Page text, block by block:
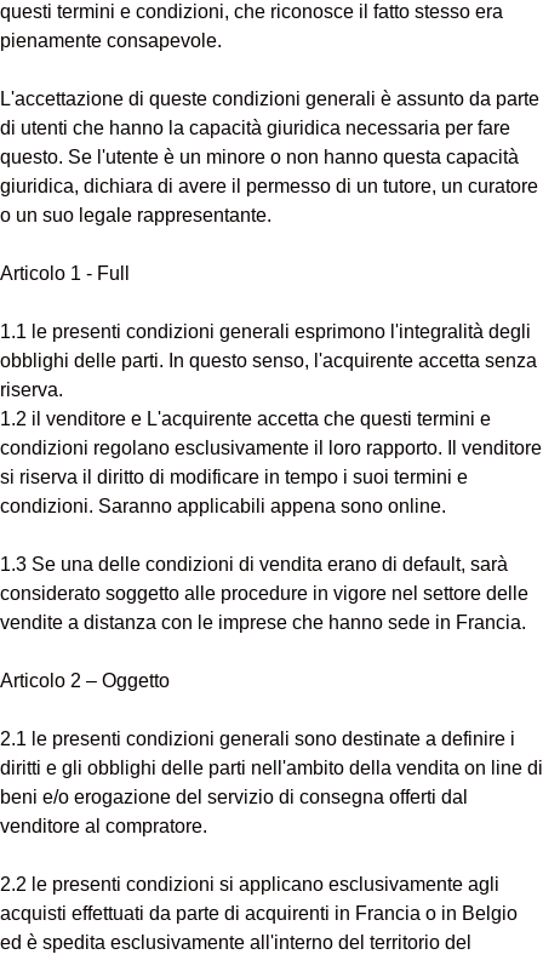
questi termini e condizioni, che riconosce il fatto stesso era
pienamente consapevole.
L'accettazione di queste condizioni generali è assunto da parte
di utenti che hanno la capacità giuridica necessaria per fare
questo. Se l'utente è un minore o non hanno questa capacità
giuridica, dichiara di avere il permesso di un tutore, un curatore
o un suo legale rappresentante.
Articolo 1 - Full
1.1 le presenti condizioni generali esprimono l'integralità degli
obblighi delle parti. In questo senso, l'acquirente accetta senza
riserva.
1.2 il venditore e L'acquirente accetta che questi termini e
condizioni regolano esclusivamente il loro rapporto. Il venditore
si riserva il diritto di modificare in tempo i suoi termini e
condizioni. Saranno applicabili appena sono online.
1.3 Se una delle condizioni di vendita erano di default, sarà
considerato soggetto alle procedure in vigore nel settore delle
vendite a distanza con le imprese che hanno sede in Francia.
Articolo 2 – Oggetto
2.1 le presenti condizioni generali sono destinate a definire i
diritti e gli obblighi delle parti nell'ambito della vendita on line di
beni e/o erogazione del servizio di consegna offerti dal
venditore al compratore.
2.2 le presenti condizioni si applicano esclusivamente agli
acquisti effettuati da parte di acquirenti in Francia o in Belgio
ed è spedita esclusivamente all'interno del territorio del